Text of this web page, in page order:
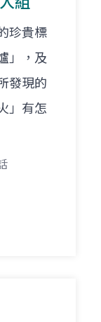
珍貴標
」，及
發現的
」有怎